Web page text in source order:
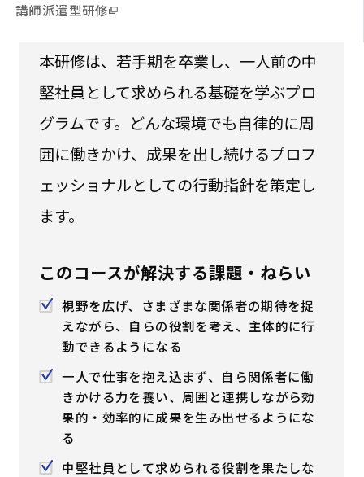
はじめての方へ
サービスの特長
お役立ち情報
開催間近 満席間近
管理者ログイン
受講者ログイン
講師派遣型研修
本研修は、若手期を卒業し、一人前の中
堅社員として求められる基礎を学ぶプロ
グラムです。どんな環境でも自律的に周
囲に働きかけ、成果を出し続けるプロフ
ェッショナルとしての行動指針を策定し
ます。
このコースが解決する課題・ねらい
視野を広げ、さまざまな関係者の期待を捉
えながら、自らの役割を考え、主体的に行
動できるようになる
一人で仕事を抱え込まず、自ら関係者に働
きかける力を養い、周囲と連携しながら効
果的・効率的に成果を生み出せるようにな
る
中堅社員として求められる役割を果たしな